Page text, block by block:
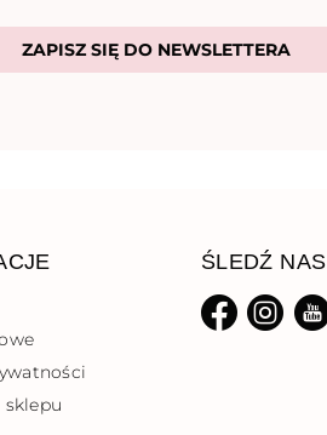
ZAPISZ SIĘ DO NEWSLETTERA
ŚLEDŹ NAS